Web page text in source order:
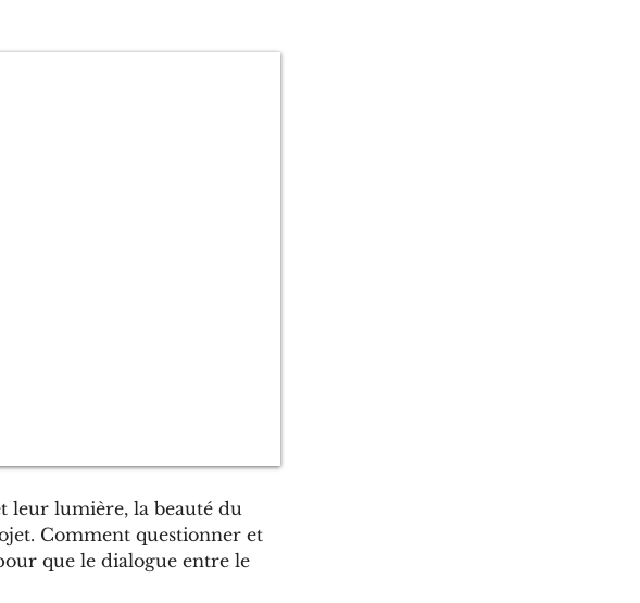
leur lumière, la beauté du
Comment questionner et
que le dialogue entre le